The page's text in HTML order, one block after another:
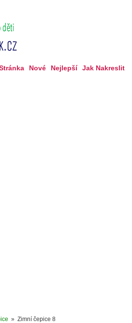
Nové Nejlepší Jak Nakreslit
» Zimní čepice 8